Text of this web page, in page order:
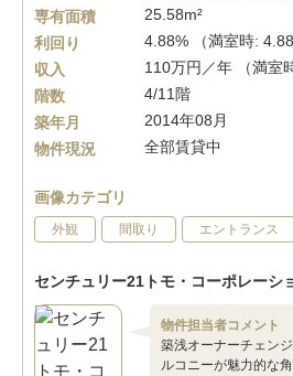
専有面積
25.58m²
利回り
4.88% （満室時:
収入
110万円／年 （満室
階数
4/11階
築年月
2014年08月
物件現況
全部賃貸中
画像カテゴリ
外観 間取り エントランス
センチュリー21トモ・コーポレーシ
物件担当者コメント
築浅オーナーチェン
ルコニーが魅力的な